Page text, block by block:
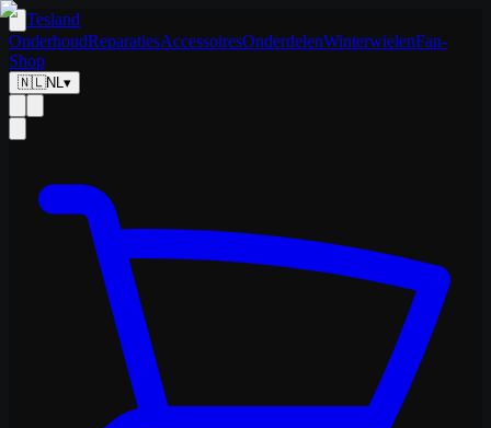
Tesland
OnderhoudReparatiesAccessoiresOnderdelenWinterwielenFan-
Shop
🇳🇱NL▾